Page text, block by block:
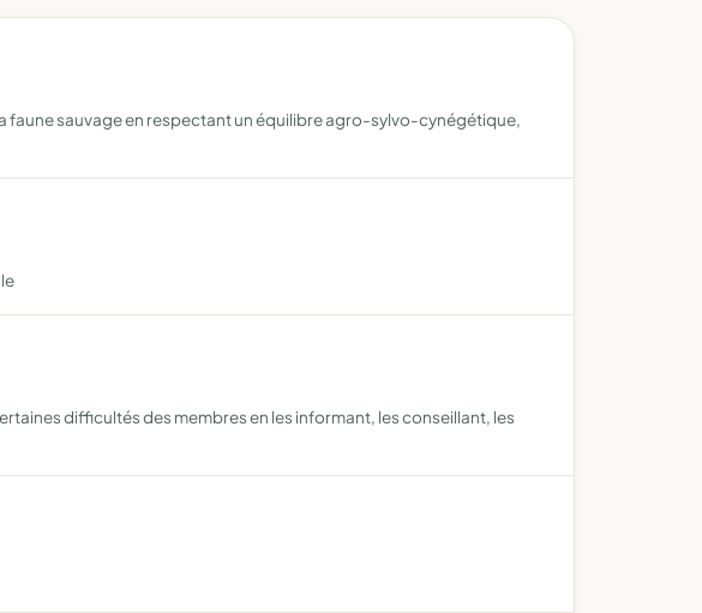
faune sauvage en respectant un équilibre agro-sylvo-cynégétique,
difficultés des membres en les informant, les conseillant, les